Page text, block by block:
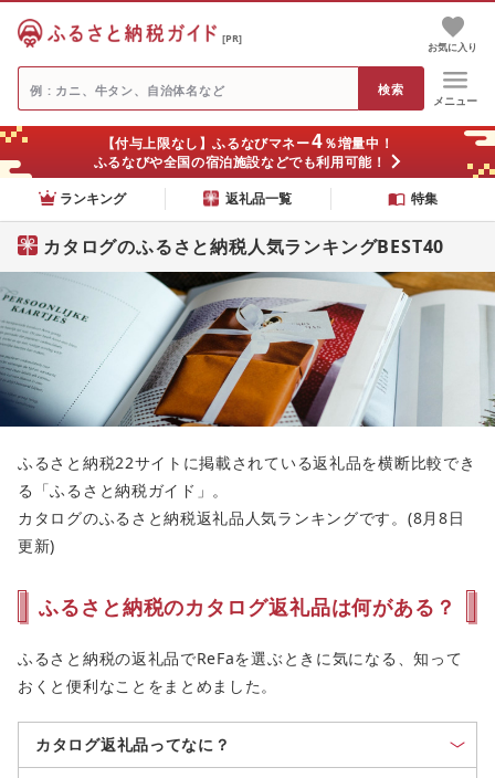
[PR]
お気に入り
メニュー
【付与上限なし】ふるなびマネー4％増量中！
ふるなびや全国の宿泊施設などでも利用可能！
ランキング
返礼品一覧 特集
カタログのふるさと納税人気ランキングBEST40
ふるさと納税22サイトに掲載されている返礼品を横断比較でき
る「ふるさと納税ガイド」。
カタログのふるさと納税返礼品人気ランキングです。(8月8日
更新)
ふるさと納税のカタログ返礼品は何がある？
ふるさと納税の返礼品でReFaを選ぶときに気になる、知って
おくと便利なことをまとめました。
カタログ返礼品ってなに？